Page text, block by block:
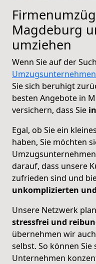
Magdeburg
umziehen
Wenn Sie auf der
Umzugsunternehmen
Sie sich beruhigt
besten Angebote in
versichern, dass Sie
Egal, ob Sie ein
haben, Sie möchten
darauf, dass unsere
zufrieden sind und
unkomplizierten
Unsere Netzwerk
stressfrei und
übernehmen wir
selbst. So können
Unternehmen